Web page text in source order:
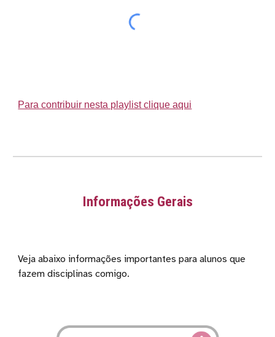
Para contribuir nesta playlist clique aqui
Informações Gerais
Veja abaixo informações importantes para alunos que
fazem disciplinas comigo.